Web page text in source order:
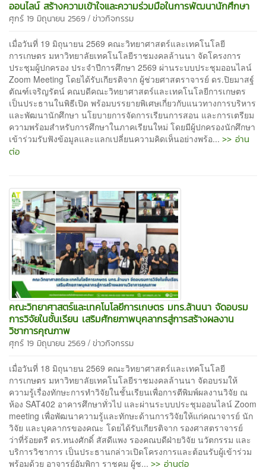
ออนไลน์ สร้างความเข้าใจและความร่วมมือในการพัฒนานักศึกษา
ศุกร์ 19 มิถุนายน 2569 / ข่าวกิจกรรม
เมื่อวันที่ 19 มิถุนายน 2569 คณะวิทยาศาสตร์และเทคโนโลยี
การเกษตร มหาวิทยาลัยเทคโนโลยีราชมงคลล้านนา จัดโครงการ
ประชุมผู้ปกครอง ประจำปีการศึกษา 2569 ผ่านระบบประชุมออนไลน์
Zoom Meeting โดยได้รับเกียรติจาก ผู้ช่วยศาสตราจารย์ ดร.ปิยมาสฐ์
ตัณฑ์เจริญรัตน์ คณบดีคณะวิทยาศาสตร์และเทคโนโลยีการเกษตร
เป็นประธานในพิธีเปิด พร้อมบรรยายพิเศษเกี่ยวกับแนวทางการบริหาร
และพัฒนานักศึกษา นโยบายการจัดการเรียนการสอน และการเตรียม
ความพร้อมสำหรับการศึกษาในภาคเรียนใหม่ โดยมีผู้ปกครองนักศึกษา
เข้าร่วมรับฟังข้อมูลและแลกเปลี่ยนความคิดเห็นอย่างพร้อ... >> อ่าน
ต่อ
คณะวิทยาศาสตร์และเทคโนโลยีการเกษตร มทร.ล้านนา จัดอบรม
การวิจัยในชั้นเรียน เสริมศักยภาพบุคลากรสู่การสร้างผลงาน
วิชาการคุณภาพ
ศุกร์ 19 มิถุนายน 2569 / ข่าวกิจกรรม
เมื่อวันที่ 18 มิถุนายน 2569 คณะวิทยาศาสตร์และเทคโนโลยี
การเกษตร มหาวิทยาลัยเทคโนโลยีราชมงคลล้านนา จัดอบรมให้
ความรู้เรื่องทักษะการทำวิจัยในชั้นเรียนเพื่อการตีพิมพ์ผลงานวิจัย ณ
ห้อง SAT402 อาคารศึกษาทั่วไป และผ่านระบบประชุมออนไลน์ Zoom
meeting เพื่อพัฒนาความรู้และทักษะด้านการวิจัยให้แก่คณาจารย์ นัก
วิจัย และบุคลากรของคณะ โดยได้รับเกียรติจาก รองศาสตราจารย์
ว่าที่ร้อยตรี ดร.ทนงศักดิ์ สัสดีแพง รองคณบดีฝ่ายวิจัย นวัตกรรม และ
บริการวิชาการ เป็นประธานกล่าวเปิดโครงการและต้อนรับผู้เข้าร่วม
พร้อมด้วย อาจารย์อัมพิกา ราชคม ผู้ช... >> อ่านต่อ